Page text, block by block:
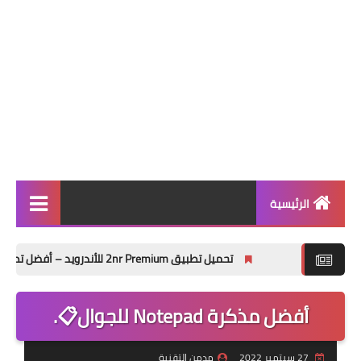
الرئيسية
كل شيء تقني مفيد
الربح من الإنترنت
تحميل تطبيق 2nr Premium للأندرويد – أفضل تطبيق رقم افتراضي واتصالات SIP في 2026
أفضل مذكرة Notepad للجوال📋.
مدمن التقنية